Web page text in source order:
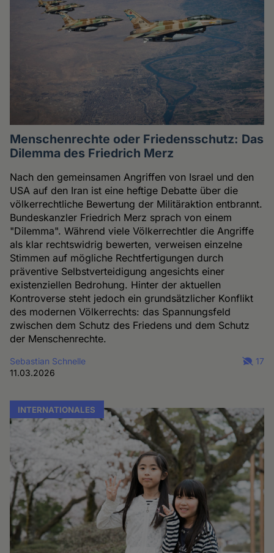
Menschenrechte oder Friedensschutz: Das
Dilemma des Friedrich Merz
Nach den gemeinsamen Angriffen von Israel und den
USA auf den Iran ist eine heftige Debatte über die
völkerrechtliche Bewertung der Militäraktion entbrannt.
Bundeskanzler Friedrich Merz sprach von einem
"Dilemma". Während viele Völkerrechtler die Angriffe
als klar rechtswidrig bewerten, verweisen einzelne
Stimmen auf mögliche Rechtfertigungen durch
präventive Selbstverteidigung angesichts einer
existenziellen Bedrohung. Hinter der aktuellen
Kontroverse steht jedoch ein grundsätzlicher Konflikt
des modernen Völkerrechts: das Spannungsfeld
zwischen dem Schutz des Friedens und dem Schutz
der Menschenrechte.
Sebastian Schnelle
11.03.2026
17
INTERNATIONALES